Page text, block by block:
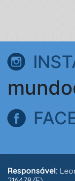
Responsável: